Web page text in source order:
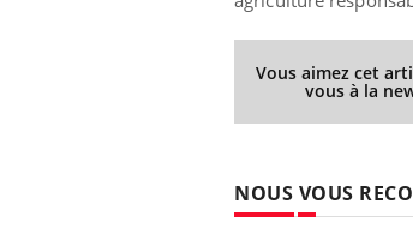
Vous aimez cet
vous à la
NOUS VOUS